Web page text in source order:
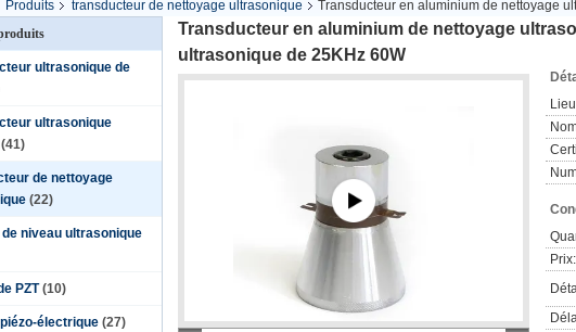
Produits transducteur de nettoyage ultrasonique
Transducteur en aluminium de nettoyage
ultrasonique de
ultrasonique
(41)
de nettoyage
(22)
niveau ultrasonique
PZT (10)
électrique (27)
Transducteur en aluminium de nettoyage
ultrasonique de 25KHz 60W
Prix: